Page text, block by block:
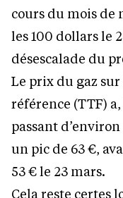
cours du mois de
les 100 dollars le
désescalade du
Le prix du gaz
référence (TTF)
passant
un pic de 63 €,
53 € le 23 mars.
Cela reste certes